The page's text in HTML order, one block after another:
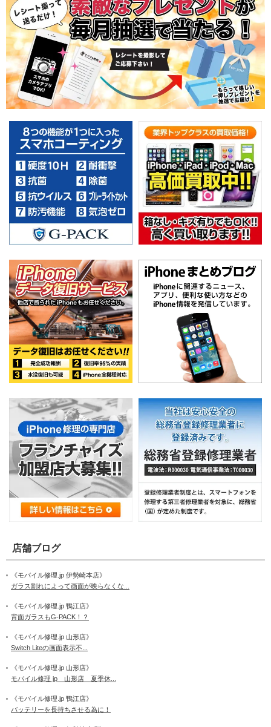
店舗ブログ
《モバイル修理.jp 伊勢崎本店》
ガラス割れによって画面が映らなくな...
《モバイル修理.jp 鴨江店》
背面ガラスもG-PACK！？
《モバイル修理.jp 山形店》
Switch Liteの画面表示不...
《モバイル修理.jp 山形店》
モバイル修理 jp 山形店 夏季休...
《モバイル修理.jp 鴨江店》
バッテリーを長持ちさせる為に！